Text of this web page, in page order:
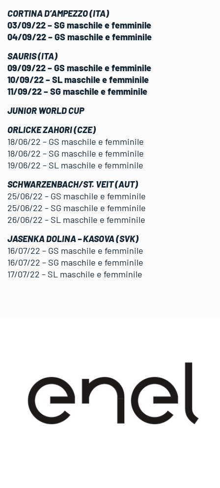
CORTINA D’AMPEZZO (ITA)
03/09/22 – SG maschile e femminile
04/09/22 – GS maschile e femminile
SAURIS (ITA)
09/09/22 – GS maschile e femminile
10/09/22 – SL maschile e femminile
11/09/22 – SG maschile e femminile
JUNIOR WORLD CUP
ORLICKE ZAHORI (CZE)
18/06/22 – GS maschile e femminile
18/06/22 – SG maschile e femminile
19/06/22 – SL maschile e femminile
SCHWARZENBACH/ST. VEIT (AUT)
25/06/22 – GS maschile e femminile
25/06/22 – SG maschile e femminile
26/06/22 – SL maschile e femminile
JASENKA DOLINA – KASOVA (SVK)
16/07/22 – GS maschile e femminile
16/07/22 – SG maschile e femminile
17/07/22 – SL maschile e femminile